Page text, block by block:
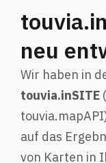
neu
Wir haben in
touvia.inSITE
auf das
von Karten in